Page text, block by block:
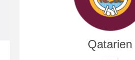
Qatarien